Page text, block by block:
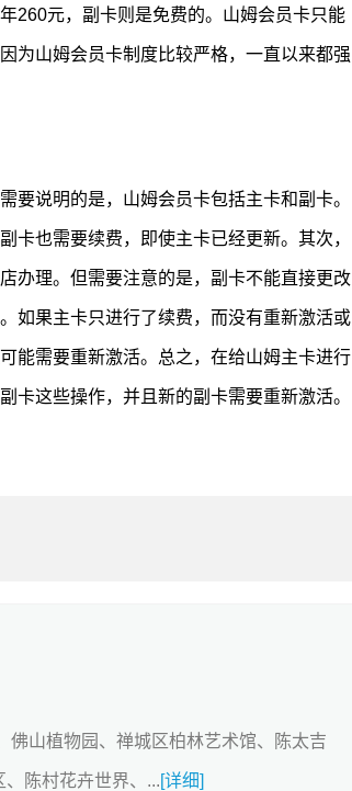
260元，副卡则是免费的。山姆会员卡只能
为山姆会员卡制度比较严格，一直以来都强
要说明的是，山姆会员卡包括主卡和副卡。
卡也需要续费，即使主卡已经更新。其次，
办理。但需要注意的是，副卡不能直接更改
如果主卡只进行了续费，而没有重新激活或
能需要重新激活。总之，在给山姆主卡进行
卡这些操作，并且新的副卡需要重新激活。
佛山植物园、禅城区柏林艺术馆、陈太吉
陈村花卉世界、...[详细]